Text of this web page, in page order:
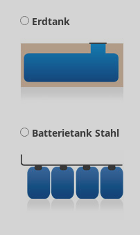
Erdtank
Batterietank Stahl